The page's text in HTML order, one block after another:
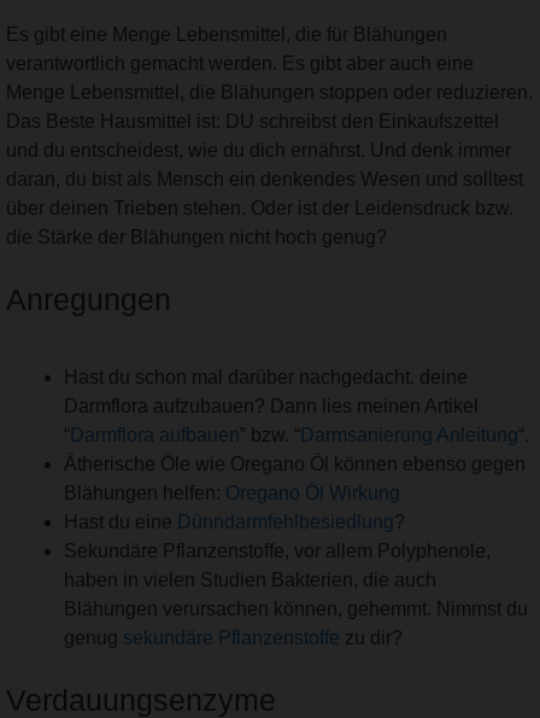
Es gibt eine Menge Lebensmittel, die für Blähungen
verantwortlich gemacht werden. Es gibt aber auch eine
Menge Lebensmittel, die Blähungen stoppen oder reduzieren.
Das Beste Hausmittel ist: DU schreibst den Einkaufszettel
und du entscheidest, wie du dich ernährst. Und denk immer
daran, du bist als Mensch ein denkendes Wesen und solltest
über deinen Trieben stehen. Oder ist der Leidensdruck bzw.
die Stärke der Blähungen nicht hoch genug?
Anregungen
Hast du schon mal darüber nachgedacht. deine
Darmflora aufzubauen? Dann lies meinen Artikel
“ Darmflora aufbauen” bzw. “ Darmsanierung Anleitung“.
Ätherische Öle wie Oregano Öl können ebenso gegen
Blähungen helfen: Oregano Öl Wirkung
Hast du eine Dünndarmfehlbesiedlung?
Sekundäre Pflanzenstoffe, vor allem Polyphenole,
haben in vielen Studien Bakterien, die auch
Blähungen verursachen können, gehemmt. Nimmst du
genug sekundäre Pflanzenstoffe zu dir?
Verdauungsenzyme